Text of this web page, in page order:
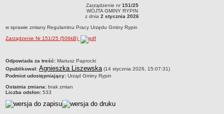
Związki i stowarzyszenia
Rejestr zbiorów danych osobowych
Rejestr instytucji kultury
RODO Klauzule informacyjne
AKTUALNOŚCI I OGŁOSZENIA
Zarządzenie nr 151/25WÓJTA GMINY RYPINz dnia 2 stycznia 2026w sprawie
zmiany Regulaminu Pracy Urzędu Gminy Rypin
Zarządzenie nr151/25
WÓJTA GMINY RYPIN
z dnia 2 stycznia 2026
w sprawie zmiany Regulaminu Pracy Urzędu Gminy Rypin
Zarządzenie Nr 151/25 (506kB)
metryczka
Odpowiada za treść: Mariusz Paprocki
Opublikował: Agnieszka Liszewska (14 stycznia 2026, 15:07:31)
Podmiot udostępniający: Urząd Gminy Rypin
Ostatnia zmiana: brak zmian
Liczba odsłon: 533